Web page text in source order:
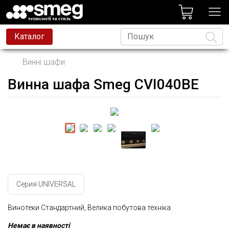
Каталог
Винні шафи
Винна шафа Smeg CVI040BE
Серия UNIVERSAL
Винотеки Стандартний, Велика побутова техніка
Немає в наявності